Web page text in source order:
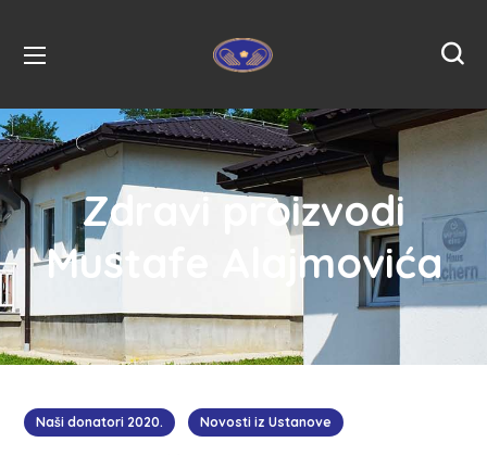
Zdravi proizvodi
Mustafe Alajmovića
Naši donatori 2020. Novosti iz Ustanove